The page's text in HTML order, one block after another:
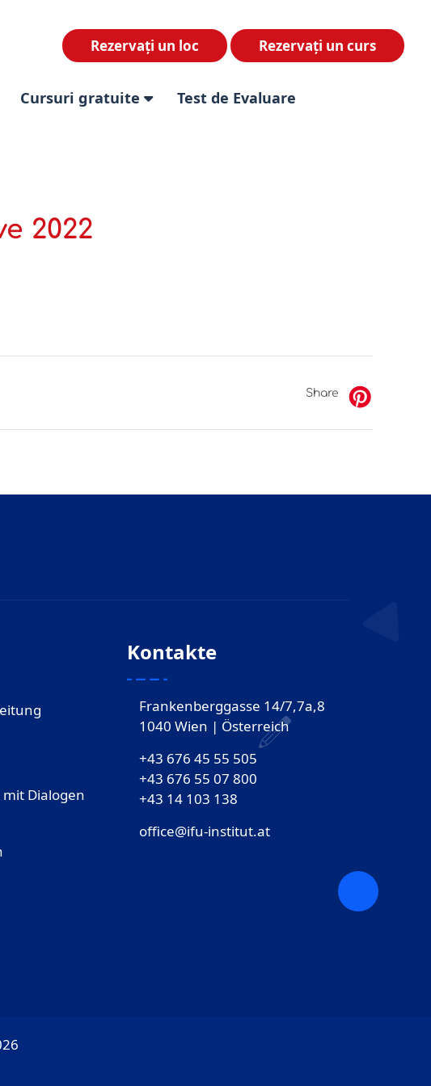
Rezervați un curs
Rezervați un loc
Cursuri gratuite Test de Evaluare
2022
Share
Dialogen
Kontakte
Frankenberggasse 14/7,7a,8
1040 Wien | Österreich
+43 676 45 55 505
+43 676 55 07 800
‎+43 14 103 138
office@ifu-institut.at